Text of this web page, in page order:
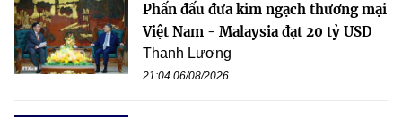
Phấn đấu đưa kim ngạch thương mại
Việt Nam - Malaysia đạt 20 tỷ USD
Thanh Lương
21:04 06/08/2026